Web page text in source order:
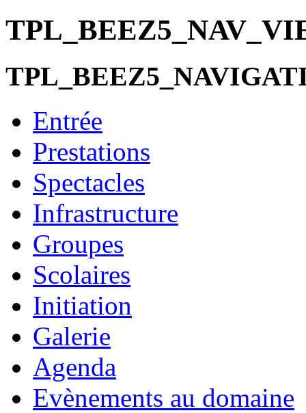
Entrée
Prestations
Spectacles
Infrastructure
Groupes
Scolaires
Initiation
Galerie
Agenda
Evènements au domaine